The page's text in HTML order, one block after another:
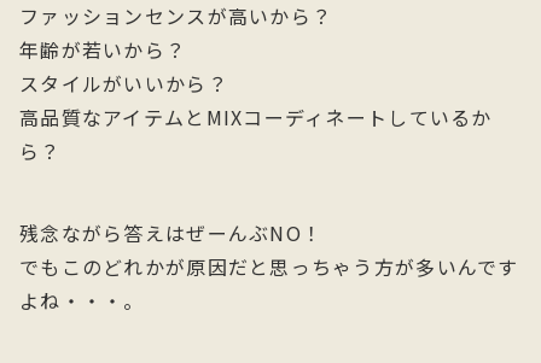
ファッションセンスが高いから？
年齢が若いから？
スタイルがいいから？
高品質なアイテムとMIXコーディネートしているか
ら？
残念ながら答えはぜーんぶNO！
でもこのどれかが原因だと思っちゃう方が多いんです
よね・・・。